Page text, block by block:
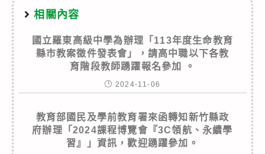
相關內容
國立羅東高級中學為辦理「113年度生命教育
縣市教案徵件發表會」，請高中職以下各教
育階段教師踴躍報名參加 。
2024-11-06
教育部國民及學前教育署來函轉知新竹縣政
府辦理「2024課程博覽會『3C領航、永續學
習』」資訊，歡迎踴躍參加。